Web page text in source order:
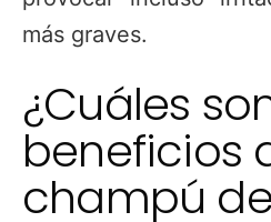
más graves.
¿Cuáles
beneficios
champú de